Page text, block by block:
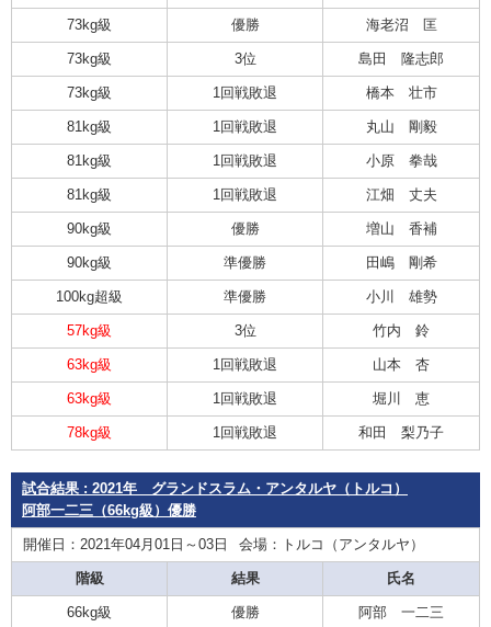
73kg級 優勝 海老沼 匡
73kg級 3位 島田 隆志郎
73kg級 1回戦敗退 橋本 壮市
81kg級 1回戦敗退 丸山 剛毅
81kg級 1回戦敗退 小原 拳哉
81kg級 1回戦敗退 江畑 丈夫
90kg級 優勝 増山 香補
90kg級 準優勝 田嶋 剛希
100kg超級 準優勝 小川 雄勢
57kg級 3位 竹内 鈴
63kg級 1回戦敗退 山本 杏
63kg級 1回戦敗退 堀川 恵
78kg級 1回戦敗退 和田 梨乃子
試合結果 : 2021年 グランドスラム・アンタルヤ（トルコ）
阿部一二三（66kg級）優勝
開催日：2021年04月01日～03日 会場：トルコ（アンタルヤ）
階級 結果 氏名
66kg級 優勝 阿部 一二三